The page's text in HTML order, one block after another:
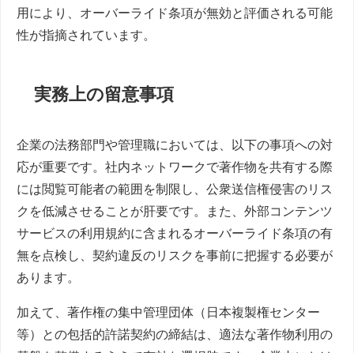
用により、オーバーライド条項が無効と評価される可能
性が指摘されています。
実務上の留意事項
企業の法務部門や管理職においては、以下の事項への対
応が重要です。社内ネットワークで著作物を共有する際
には閲覧可能者の範囲を制限し、公衆送信権侵害のリス
クを低減させることが肝要です。また、外部コンテンツ
サービスの利用規約に含まれるオーバーライド条項の有
無を点検し、契約違反のリスクを事前に把握する必要が
あります。
加えて、著作権の集中管理団体（日本複製権センター
等）との包括的許諾契約の締結は、適法な著作物利用の